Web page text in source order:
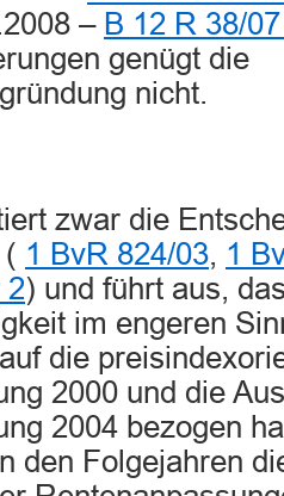
– B 12 R 38/
genügt die
nicht.
zwar die
1 BvR 824/03, 1
2) und führt aus,
im engeren
die
2000 und die
2004 bezogen
den Folgejahren